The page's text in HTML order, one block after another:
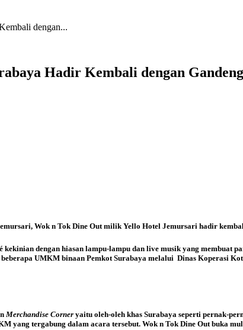
dengan...
Hadir Kembali dengan
Wok n Tok Dine Out milik Yello Hotel Jemursari hadir
kekinian dengan hiasan lampu-lampu dan live musik yang membuat
UMKM binaan Pemkot Surabaya melalui Dinas Koperasi
Merchandise Corner yaitu oleh-oleh khas Surabaya seperti pernak-
yang tergabung dalam acara tersebut. Wok n Tok Dine Out buka